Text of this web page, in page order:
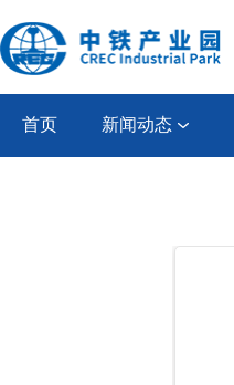
首页 新闻动态